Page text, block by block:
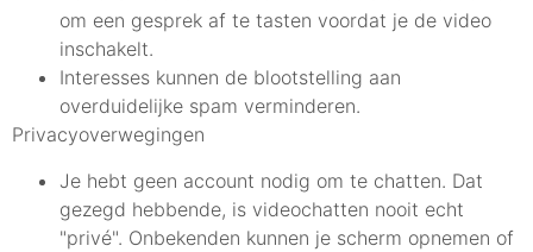
om een gesprek af te tasten voordat je de video
inschakelt.
Interesses kunnen de blootstelling aan
overduidelijke spam verminderen.
Privacyoverwegingen
Je hebt geen account nodig om te chatten. Dat
gezegd hebbende, is videochatten nooit echt
"privé". Onbekenden kunnen je scherm opnemen of